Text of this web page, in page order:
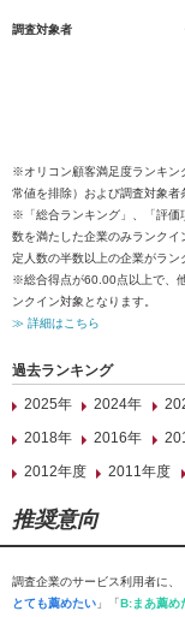
調査対象者
※オリコン顧客満足度ランキン
常値を排除）および調査対象者
※「総合ランキング」、「評価
数を満たした企業のみランク
定人数の半数以上の企業がラン
※総合得点が60.00点以上で、
ンクイン対象となります。
≫ 詳細はこちら
過去ランキング
2025年
2024年
2018年
2016年
2012年度
2011年度
推奨意向
調査企業のサービス利用者に、
とても薦めたい 」「 B:まあ薦め